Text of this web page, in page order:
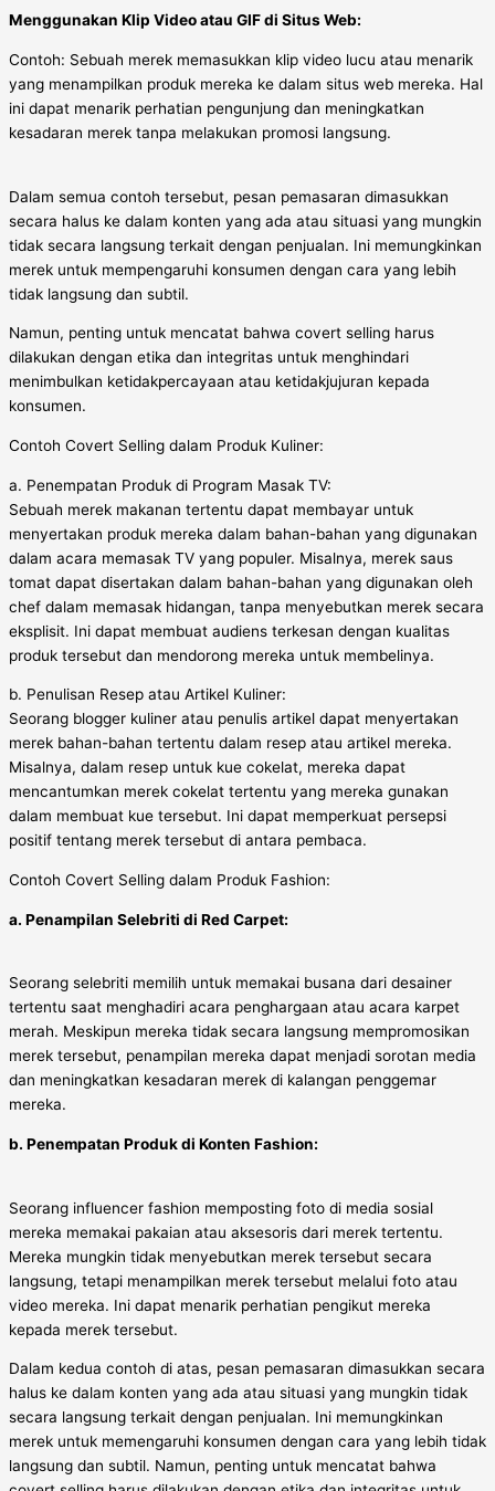
Menggunakan Klip Video atau GIF di Situs Web:
Contoh: Sebuah merek memasukkan klip video lucu atau menarik
yang menampilkan produk mereka ke dalam situs web mereka. Hal
ini dapat menarik perhatian pengunjung dan meningkatkan
kesadaran merek tanpa melakukan promosi langsung.
Dalam semua contoh tersebut, pesan pemasaran dimasukkan
secara halus ke dalam konten yang ada atau situasi yang mungkin
tidak secara langsung terkait dengan penjualan. Ini memungkinkan
merek untuk mempengaruhi konsumen dengan cara yang lebih
tidak langsung dan subtil.
Namun, penting untuk mencatat bahwa covert selling harus
dilakukan dengan etika dan integritas untuk menghindari
menimbulkan ketidakpercayaan atau ketidakjujuran kepada
konsumen.
Contoh Covert Selling dalam Produk Kuliner:
a. Penempatan Produk di Program Masak TV:
Sebuah merek makanan tertentu dapat membayar untuk
menyertakan produk mereka dalam bahan-bahan yang digunakan
dalam acara memasak TV yang populer. Misalnya, merek saus
tomat dapat disertakan dalam bahan-bahan yang digunakan oleh
chef dalam memasak hidangan, tanpa menyebutkan merek secara
eksplisit. Ini dapat membuat audiens terkesan dengan kualitas
produk tersebut dan mendorong mereka untuk membelinya.
b. Penulisan Resep atau Artikel Kuliner:
Seorang blogger kuliner atau penulis artikel dapat menyertakan
merek bahan-bahan tertentu dalam resep atau artikel mereka.
Misalnya, dalam resep untuk kue cokelat, mereka dapat
mencantumkan merek cokelat tertentu yang mereka gunakan
dalam membuat kue tersebut. Ini dapat memperkuat persepsi
positif tentang merek tersebut di antara pembaca.
Contoh Covert Selling dalam Produk Fashion:
a. Penampilan Selebriti di Red Carpet:
Seorang selebriti memilih untuk memakai busana dari desainer
tertentu saat menghadiri acara penghargaan atau acara karpet
merah. Meskipun mereka tidak secara langsung mempromosikan
merek tersebut, penampilan mereka dapat menjadi sorotan media
dan meningkatkan kesadaran merek di kalangan penggemar
mereka.
b. Penempatan Produk di Konten Fashion:
Seorang influencer fashion memposting foto di media sosial
mereka memakai pakaian atau aksesoris dari merek tertentu.
Mereka mungkin tidak menyebutkan merek tersebut secara
langsung, tetapi menampilkan merek tersebut melalui foto atau
video mereka. Ini dapat menarik perhatian pengikut mereka
kepada merek tersebut.
Dalam kedua contoh di atas, pesan pemasaran dimasukkan secara
halus ke dalam konten yang ada atau situasi yang mungkin tidak
secara langsung terkait dengan penjualan. Ini memungkinkan
merek untuk memengaruhi konsumen dengan cara yang lebih tidak
langsung dan subtil. Namun, penting untuk mencatat bahwa